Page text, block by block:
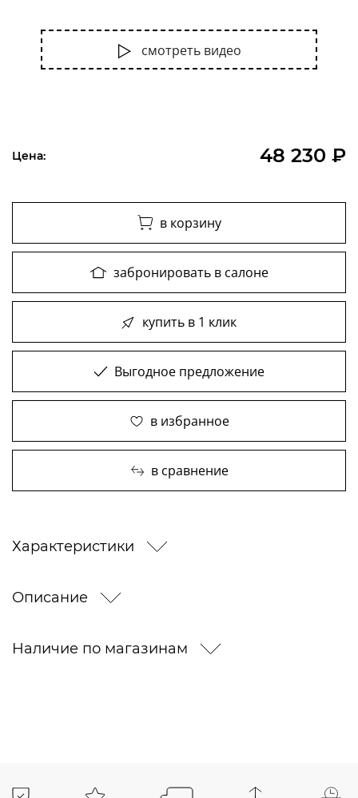
смотреть видео
Цена: 48 230 ₽
в корзину
забронировать в салоне
купить в 1 клик
Выгодное предложение
в избранное
в сравнение
Характеристики
Описание
Наличие по магазинам